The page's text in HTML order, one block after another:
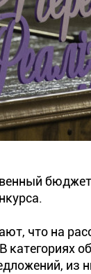
что на
категориях
из